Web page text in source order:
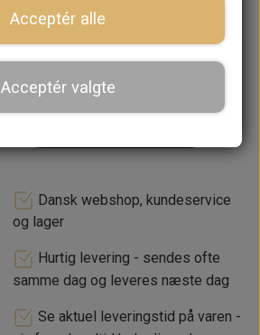
− +
LÆG I KURV
Dansk webshop, kundeservice
og lager
Hurtig levering - sendes ofte
samme dag og leveres næste dag
Se aktuel leveringstid på varen -
Acceptér alle
Acceptér valgte